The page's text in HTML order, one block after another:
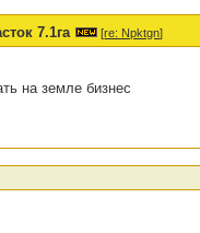
7.1га [re: Npktgn]
на земле бизнес